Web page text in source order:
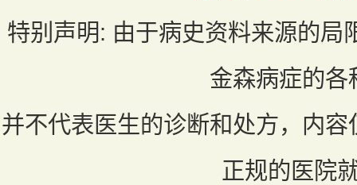
特别声明: 由于病史资料来源的局
金森病症的各
并不代表医生的诊断和处方，内
正规的医院